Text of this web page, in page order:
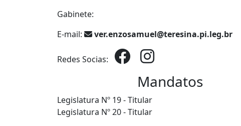
Gabinete:
E-mail:
ver.enzosamuel@teresina.pi.leg.br
Redes Socias:
Mandatos
Legislatura Nº 19 - Titular
Legislatura Nº 20 - Titular